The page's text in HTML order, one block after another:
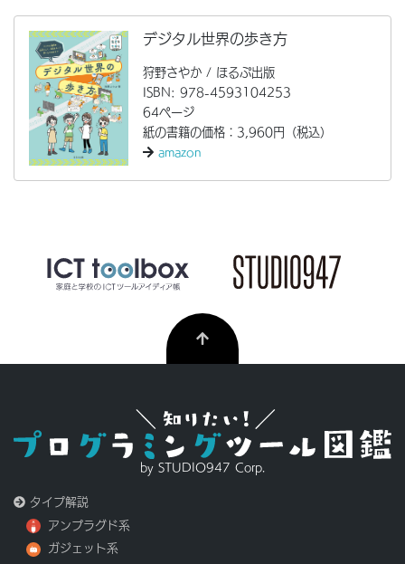
ー
シ
ョ
ン
デジタル世界の歩き方
狩野さやか / ほるぷ出版
ISBN: 978-4593104253
64ページ
紙の書籍の価格：3,960円（税込）
amazon
by STUDIO947 Corp.
タイプ解説
アンプラグド系
ガジェット系